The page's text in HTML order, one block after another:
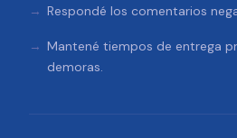
Respondé los comentarios
Mantené tiempos de entrega
demoras.